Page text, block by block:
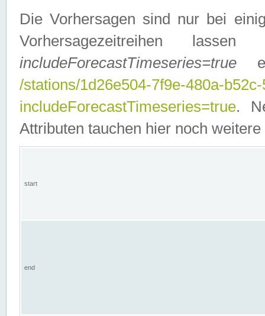
Die Vorhersagen sind nur bei
Vorhersagezeitreihen
includeForecastTimeseries=true
/stations/1d26e504-7f9e-480a-
includeForecastTimeseries=true.
Attributen tauchen hier noch weitere
start
end